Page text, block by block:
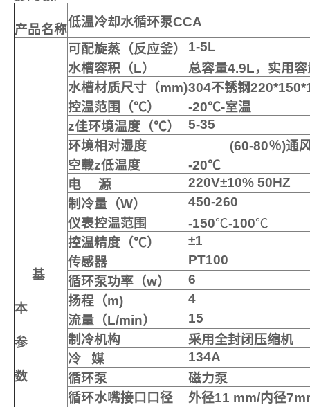
产品名称
低温冷却水循环泵CCA
基
本
参
数
可配旋蒸（反应釜）
1-5L
水槽容积（L） 总容量4.9L，实用
水槽材质尺寸（mm)304不锈钢
控温范围（℃）
-20℃-室温
z佳环境温度（℃）
5-35
环境相对湿度
(60-80％)通
空载z低温度
-20℃
电
源 220V±10% 50HZ
制冷量（W）
450-260
仪表控温范围
-150℃-100℃
控温精度（℃）
±1
传感器
PT100
循环泵功率（w）
6
扬程（m)
4
流量（L/min）
15
制冷机构
采用全封闭压缩机
冷
媒
134A
循环泵
磁力泵
循环水嘴接口口径
外径11 mm/内径